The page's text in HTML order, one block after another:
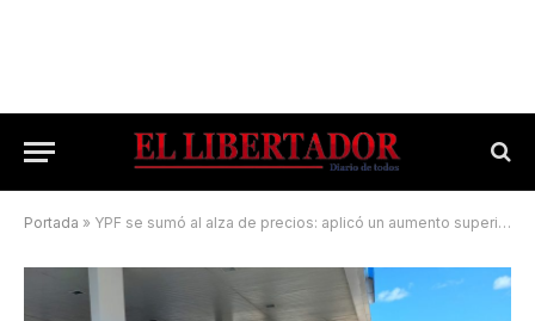
Portada » YPF se sumó al alza de precios: aplicó un aumento superior al 20% en Corrientes